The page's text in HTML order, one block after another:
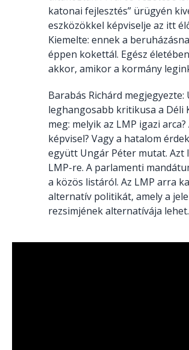
katonai fejlesztés” ürügyén
eszközökkel képviselje az itt
Kiemelte: ennek a
éppen kokettál. Egész
akkor, amikor a kormány
Barabás Richárd
leghangosabb kritikusa a Déli
meg: melyik az LMP igazi
képvisel? Vagy a hatalom
együtt Ungár Péter mutat. Azt
LMP-re. A parlamenti
a közös listáról. Az LMP arra
alternatív politikát, amely a
rezsimjének alternatívája lehet.